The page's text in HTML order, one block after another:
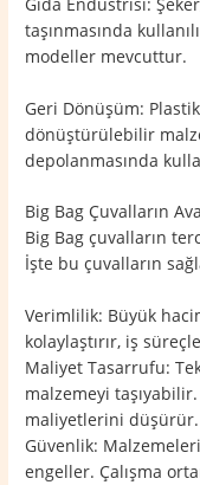
taşınmasında
modeller mevcuttur.
Geri Dönüşüm:
dönüştürülebilir
depolanmasında
Big Bag Çuvalların
Big Bag çuvalların
İşte bu çuvalların
Verimlilik: Büyük
kolaylaştırır, iş
Maliyet Tasarrufu:
malzemeyi
maliyetlerini düşürür.
Güvenlik:
engeller. Çalışma